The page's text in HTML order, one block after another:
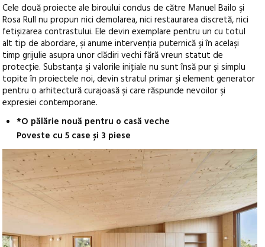
Cele două proiecte ale biroului condus de către Manuel Bailo şi
Rosa Rull nu propun nici demolarea, nici restaurarea discretă, nici
fetişizarea contrastului. Ele devin exemplare pentru un cu totul
alt tip de abordare, şi anume intervenţia puternică şi în acelaşi
timp grijulie asupra unor clădiri vechi fără vreun statut de
protecţie. Substanţa şi valorile iniţiale nu sunt însă pur şi simplu
topite în proiectele noi, devin stratul primar şi element generator
pentru o arhitectură curajoasă şi care răspunde nevoilor şi
expresiei contemporane.
*O pălărie nouă pentru o casă veche
Poveste cu 5 case și 3 piese